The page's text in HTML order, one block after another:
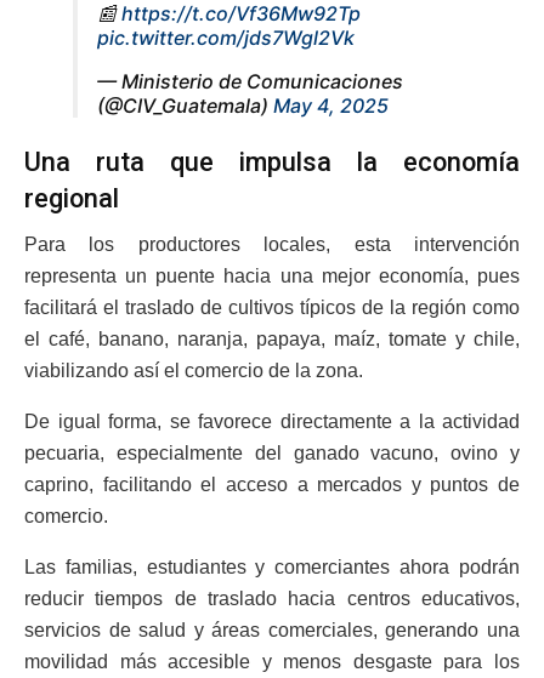
📰https://t.co/Vf36Mw92Tp
pic.twitter.com/jds7Wgl2Vk
— Ministerio de Comunicaciones
(@CIV_Guatemala) May 4, 2025
Una ruta que impulsa la economía
regional
Para los productores locales, esta intervención
representa un puente hacia una mejor economía, pues
facilitará el traslado de cultivos típicos de la región como
el café, banano, naranja, papaya, maíz, tomate y chile,
viabilizando así el comercio de la zona.
De igual forma, se favorece directamente a la actividad
pecuaria, especialmente del ganado vacuno, ovino y
caprino, facilitando el acceso a mercados y puntos de
comercio.
Las familias, estudiantes y comerciantes ahora podrán
reducir tiempos de traslado hacia centros educativos,
servicios de salud y áreas comerciales, generando una
movilidad más accesible y menos desgaste para los